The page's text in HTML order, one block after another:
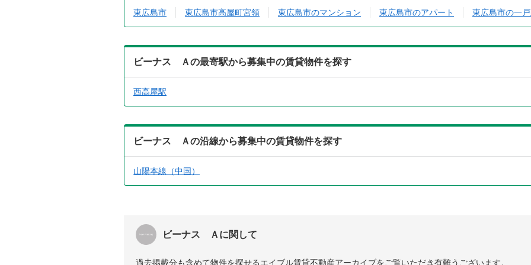
東広島市 東広島市高屋町宮領 東広島市のマンション 東広島市のアパート 東広島市の一
ビーナス Ａの最寄駅から募集中の賃貸物件を探す
西高屋駅
ビーナス Ａの沿線から募集中の賃貸物件を探す
山陽本線（中国）
ビーナス Ａに関して
過去掲載分も含めて物件を探せるエイブル賃貸不動産アーカイブをご覧いただき有難うございます。